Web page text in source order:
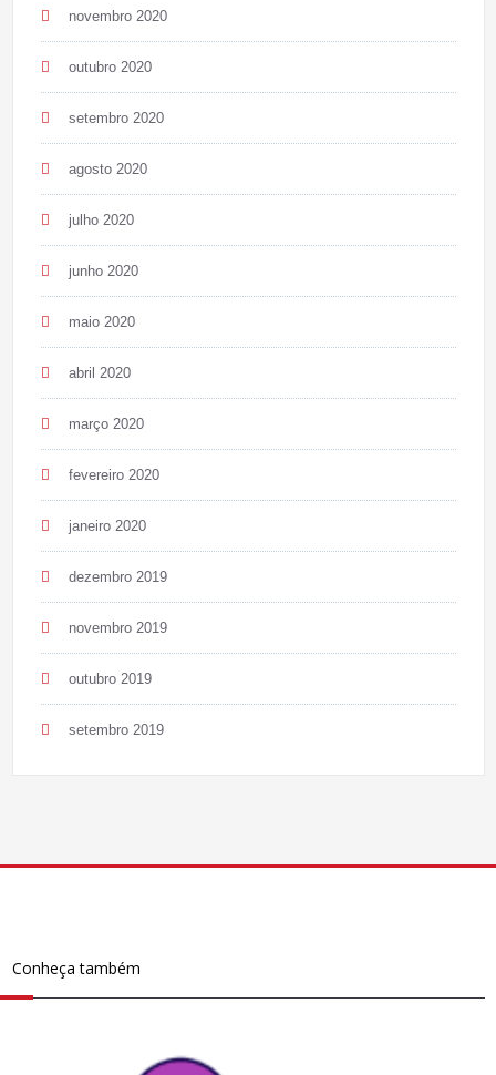
novembro 2020
outubro 2020
setembro 2020
agosto 2020
julho 2020
junho 2020
maio 2020
abril 2020
março 2020
fevereiro 2020
janeiro 2020
dezembro 2019
novembro 2019
outubro 2019
setembro 2019
Conheça também